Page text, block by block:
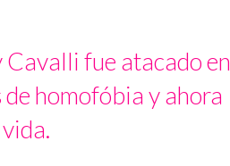
fue atacado en
de homofóbia y ahora